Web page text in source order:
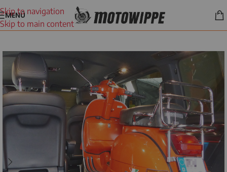
Skip to navigation
Skip to main content
MENÜ